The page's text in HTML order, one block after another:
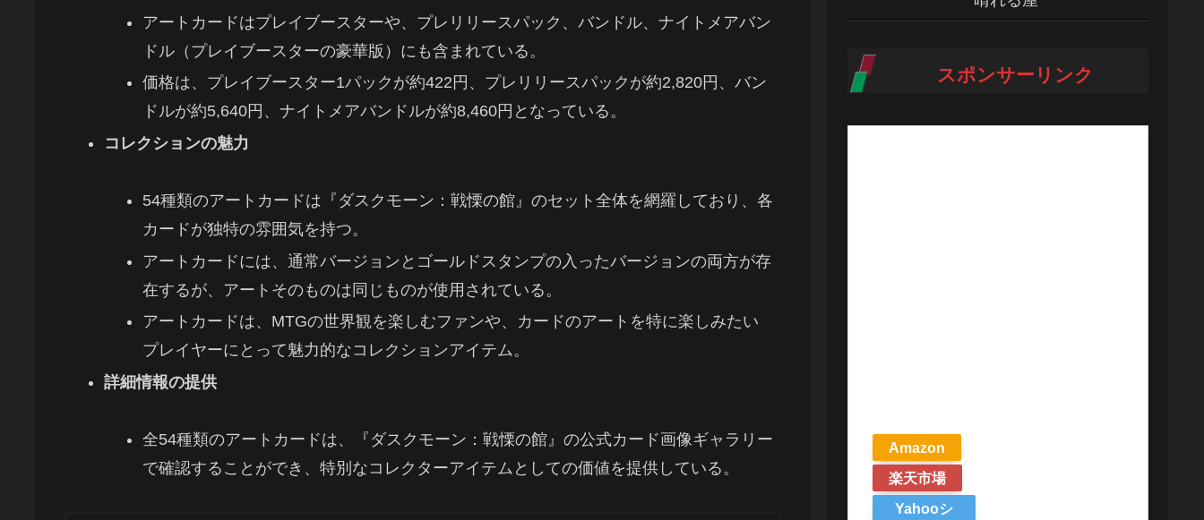
アートカードはプレイブースターや、プレリリースパック、バンドル、ナイトメアバン
ドル（プレイブースターの豪華版）にも含まれている。
価格は、プレイブースター1パックが約422円、プレリリースパックが約2,820円、バン
ドルが約5,640円、ナイトメアバンドルが約8,460円となっている。
コレクションの魅力
54種類のアートカードは『ダスクモーン：戦慄の館』のセット全体を網羅しており、各
カードが独特の雰囲気を持つ。
アートカードには、通常バージョンとゴールドスタンプの入ったバージョンの両方が存
在するが、アートそのものは同じものが使用されている。
アートカードは、MTGの世界観を楽しむファンや、カードのアートを特に楽しみたい
プレイヤーにとって魅力的なコレクションアイテム。
詳細情報の提供
全54種類のアートカードは、『ダスクモーン：戦慄の館』の公式カード画像ギャラリー
で確認することができ、特別なコレクターアイテムとしての価値を提供している。
スポンサーリンク
Amazon
楽天市場
Yahooシ